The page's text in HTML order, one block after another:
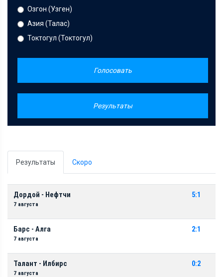
Озгон (Узген)
Азия (Талас)
Токтогул (Токтогул)
Голосовать
Результаты
Результаты Скоро
Дордой - Нефтчи
7 августа
5:1
Барс - Алга
7 августа
2:1
Талант - Илбирс
7 августа
0:2